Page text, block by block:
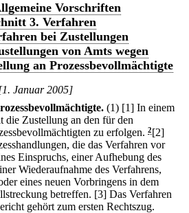
Vorschriften
3. Verfahren
bei Zustellungen
von Amts wegen
an Prozessbevollmächtigte
Januar 2005]
(1) [1] In einem
die Zustellung an den für den
zu erfolgen. 2[2]
die das Verfahren vor
Einspruchs, einer Aufhebung des
Wiederaufnahme des Verfahrens,
eines neuen Vorbringens in dem
betreffen. [3] Das Verfahren
gehört zum ersten Rechtszug.